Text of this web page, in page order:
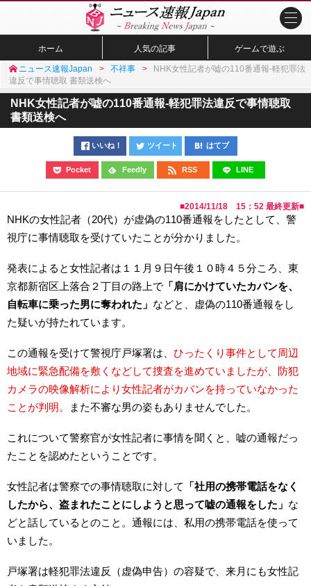
ホーム 人気の記事 ゲームで遊ぶ
ニュース速報Japan 不祥事
NHK女性記者が嘘の110番通報-軽犯罪法
違反で事情聴取 書類送検へ
NHK女性記者が嘘の110番通報-軽犯罪法違反で事情聴取
書類送検へ
いいね！ ツイート はてブ
Pocket Feedly RSS LINE
■2014/11/18 15：52 最終更新■
NHKの女性記者（20代）が虚偽の110番通報をしたとして、警
視庁に事情聴取を受けていたことが分かりました。
発表によると女性記者は１１月９日午後１０時４５分ころ、東
京都新宿区上落合２丁目の路上で 「肩にかけていたカバンを、
自転車に乗った男に奪われた」 などと、虚偽の110番通報をし
た疑いが持たれています。
この通報を受けて警視庁戸塚署は、 ひったくり事件として周辺
地域に緊急配備を敷くなどして捜査を進めていましたが、防犯
カメラの映像解析により女性記者がカバンを持っていなかった
ことが判明。
また不審な男の姿もありませんでした。
これについて警察官が女性記者に事情を聞くと、嘘の通報だっ
たことを認めたということです。
女性記者は警察での事情聴取に対して
「社用の携帯電話をなく
したから、盗まれたことにしようと思って嘘の通報をした」 な
どと話しているとのこと。通報には、私用の携帯電話を使って
いました。
戸塚署は軽犯罪法違反（虚偽申告）の容疑で、来月にも女性記